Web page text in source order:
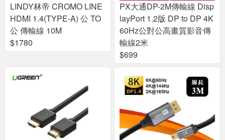
LINDY林帝 CROMO LINE
HDMI 1.4(TYPE-A) 公 TO
公 傳輸線 10M
$1780
PX大通DP-2M傳輸線 Disp
layPort 1.2版 DP to DP 4K
60Hz公對公高畫質影音傳
輸線2米
$699